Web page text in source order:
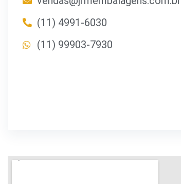
(11) 4991-6030
(11) 99903-7930